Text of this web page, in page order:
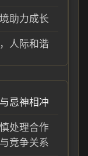
助力成长
人际和谐
忌神相冲
处理合作
与竞争关系